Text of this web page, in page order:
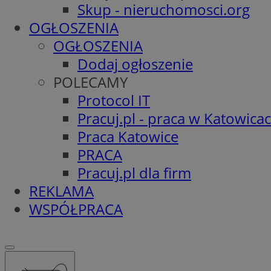
Skup - nieruchomosci.org
OGŁOSZENIA
OGŁOSZENIA
Dodaj ogłoszenie
POLECAMY
Protocol IT
Pracuj.pl - praca w
Praca Katowice
PRACA
Pracuj.pl dla firm
REKLAMA
WSPÓŁPRACA